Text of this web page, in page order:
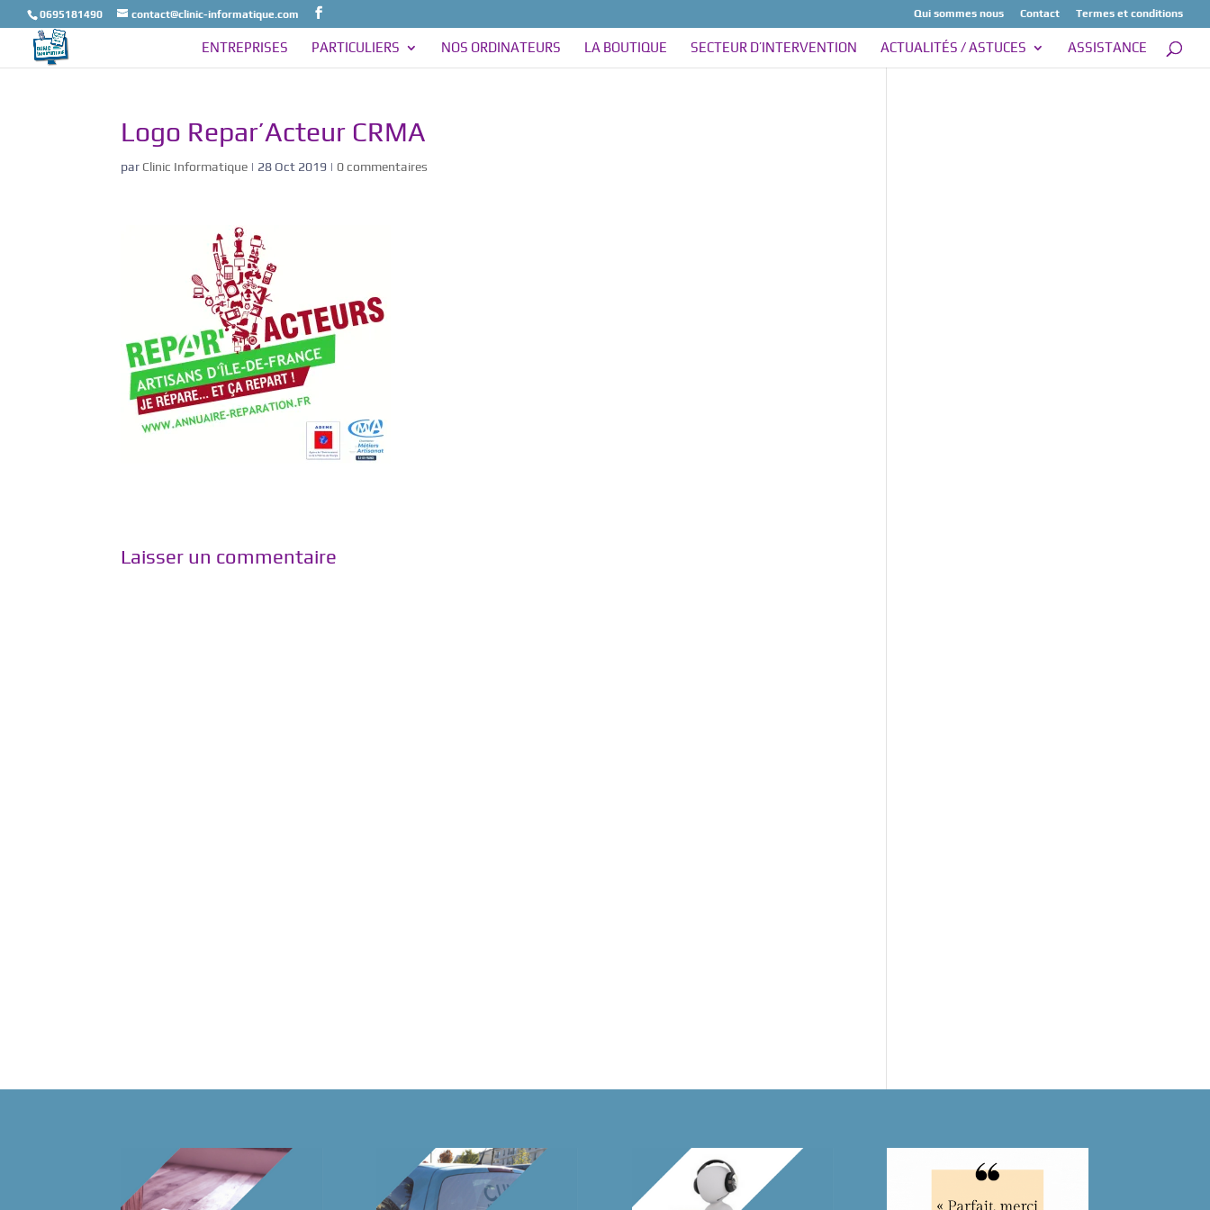
0695181490 contact@clinic-informatique.com Qui sommes nous Contact Termes et conditions
ENTREPRISES PARTICULIERS NOS ORDINATEURS LA BOUTIQUE SECTEUR D’INTERVENTION ACTUALITÉS / ASTUCES ASSISTANCE
Logo Repar’Acteur CRMA
par Clinic Informatique | 28 Oct 2019 | 0 commentaires
Laisser un commentaire